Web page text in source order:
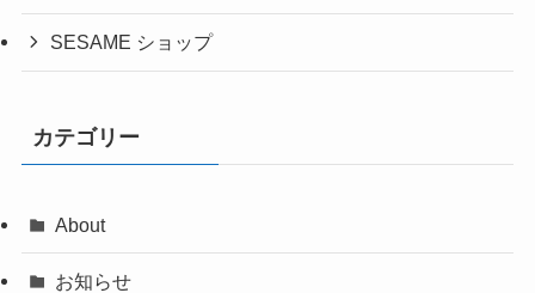
SESAME ショップ
カテゴリー
About
お知らせ